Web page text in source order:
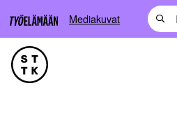
Mediakuvat